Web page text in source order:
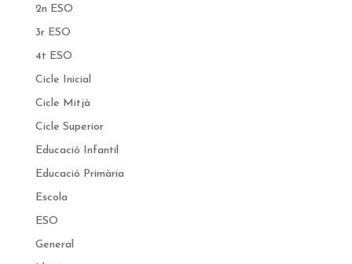
2n ESO
3r ESO
4t ESO
Cicle Inicial
Cicle Mitjà
Cicle Superior
Educació Infantil
Educació Primària
Escola
ESO
General